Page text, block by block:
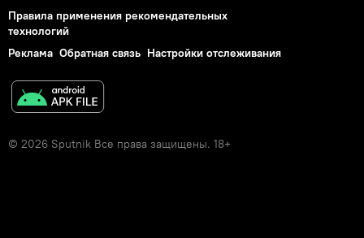
Правила применения рекомендательных
технологий
Реклама Обратная связь Настройки отслеживания
© 2026 Sputnik Все права защищены. 18+